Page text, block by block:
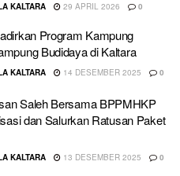
KALTARA 29 APRIL 2026 0
Program Kampung
Budidaya di Kaltara
KALTARA 14 DESEMBER 2025 0
Saleh Bersama BPPMHKP
dan Salurkan Ratusan Paket
KALTARA 13 DESEMBER 2025 0